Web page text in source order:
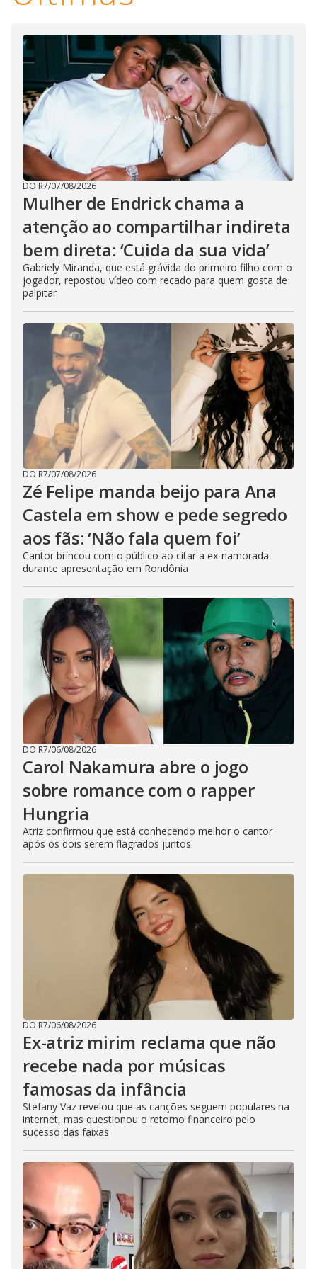
e
o
DO R7/07/08/2026
Mulher de Endrick chama a
atenção ao compartilhar indireta
bem direta: ‘Cuida da sua vida’
Gabriely Miranda, que está grávida do primeiro filho com o
jogador, repostou vídeo com recado para quem gosta de
palpitar
DO R7/07/08/2026
Zé Felipe manda beijo para Ana
Castela em show e pede segredo
aos fãs: ‘Não fala quem foi’
Cantor brincou com o público ao citar a ex-namorada
durante apresentação em Rondônia
DO R7/06/08/2026
Carol Nakamura abre o jogo
sobre romance com o rapper
Hungria
Atriz confirmou que está conhecendo melhor o cantor
após os dois serem flagrados juntos
DO R7/06/08/2026
Ex-atriz mirim reclama que não
recebe nada por músicas
famosas da infância
Stefany Vaz revelou que as canções seguem populares na
internet, mas questionou o retorno financeiro pelo
sucesso das faixas